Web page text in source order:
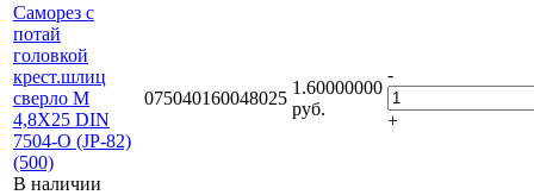
Саморез с
потай
головкой
крест.шлиц
сверло М
4,8Х25 DIN
7504-O (JP-82)
(500)
В наличии
075040160048025
1.60000000
руб.
-
+